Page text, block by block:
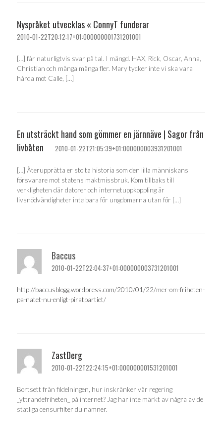
Nyspråket utvecklas « ConnyT funderar
2010-01-22T20:12:17+01:000000001731201001
[…] får naturligtvis svar på tal. I mängd. HAX, Rick, Oscar, Anna,
Christian och många många fler. Mary tycker inte vi ska vara
hårda mot Calle, […]
En utsträckt hand som gömmer en järnnäve | Sagor från
livbåten
2010-01-22T21:05:39+01:000000003931201001
[…] Återupprätta er stolta historia som den lilla människans
försvarare mot statens maktmissbruk. Kom tillbaks till
verkligheten där datorer och internetuppkoppling är
livsnödvändigheter inte bara för ungdomarna utan för […]
Baccus
2010-01-22T22:04:37+01:000000003731201001
http://baccusblogg.wordpress.com/2010/01/22/mer-om-friheten-
pa-natet-nu-enligt-piratpartiet/
ZastDerg
2010-01-22T22:24:15+01:000000001531201001
Bortsett från fildelningen, hur inskränker vår regering
_yttrandefriheten_ på internet? Jag har inte märkt av några av de
statliga censurfilter du nämner.